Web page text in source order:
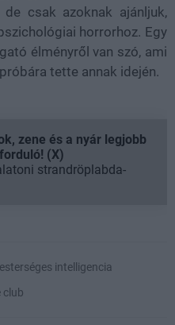
de csak azoknak ajánljuk,
horrorhoz. Egy
élményről van szó, ami
tette annak idején.
zene és a nyár legjobb
(X)
strandröplabda-
intelligencia
club